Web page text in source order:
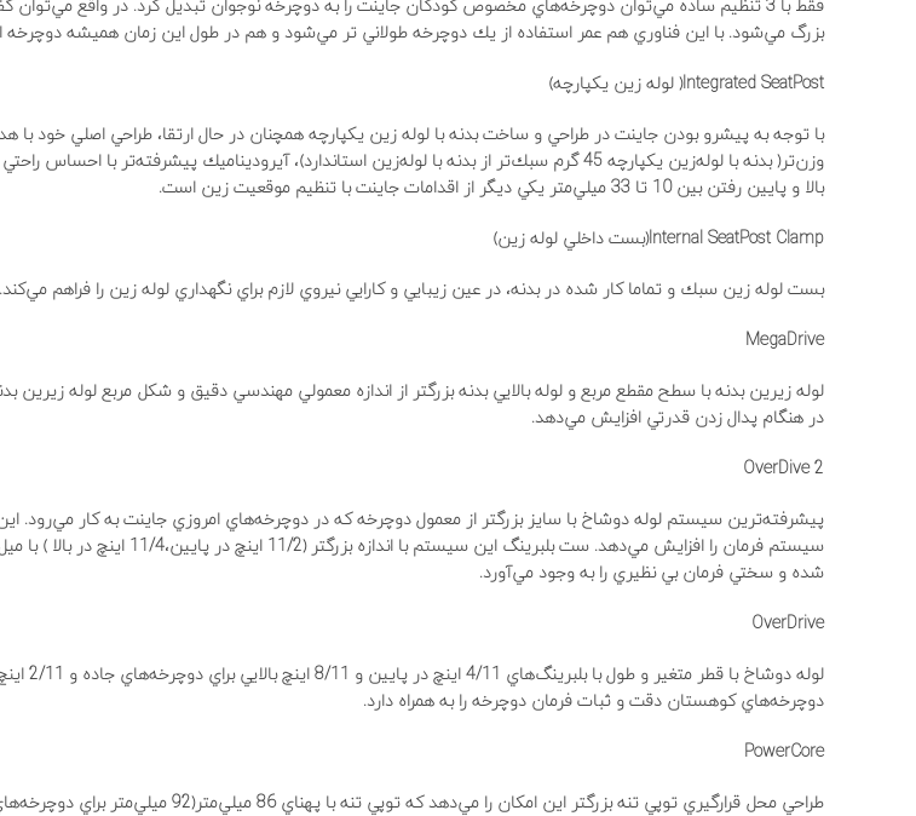
فقط با 3 تنظيم ساده مي‌توان دوچرخه‌هاي مخصوص كودكان جاينت را به دوچرخه‌ نوجوان تبديل كرد. در واقع
بزرگ مي‌شود. با اين فناوري هم عمر استفاده از يك دوچرخه طولاني تر مي‌شود و هم در طول اين زمان هميشه دوچرخه
Integrated SeatPost( لوله زين يكپارچه)
با توجه به پيشرو بودن جاينت در طراحي و ساخت بدنه با لوله زين يكپارچه همچنان در حال ارتقا، طراحي اصلي خود
وزن‌تر( بدنه با لوله‌زين يكپارچه 45 گرم سبك‌تر از بدنه‌ با لوله‌زين استاندارد)، آيروديناميك پيشرفته‌تر
بالا و پايين رفتن بين 10 تا 33 ميلي‌متر يكي ديگر از اقدامات جاينت با تنظيم موقعيت زين است.
Internal SeatPost Clamp(بست داخلي لوله زين)
بست لوله زين سبك و تماما كار شده در بدنه، در عين زيبايي و كارايي نيروي لازم براي نگهداري لوله زين را فراهم مي‌كند.
MegaDrive
لوله زيرين بدنه با سطح مقطع مربع و لوله بالايي بدنه بزرگتر از اندازه معمولي مهندسي دقيق و شكل مربع لوله زيرين
در هنگام پدال زدن قدرتي افزايش مي‌دهد.
OverDive 2
پيشرفته‌ترين سيستم لوله دوشاخ با سايز بزرگتر از معمول دوچرخه كه در دوچرخه‌هاي امروزي جاينت به كار مي‌رود.
سيستم فرمان را افزايش مي‌دهد. ست بلبرينگ اين
شده و سختي فرمان بي نظيري را به وجود مي‌آورد.
OverDrive
دوچرخه‌هاي كوهستان دقت و ثبات فرمان دوچرخه را به همراه دارد.
PowerCore
طراحي محل قرارگيري توپي تنه بزرگتر اين امكان را مي‌دهد كه